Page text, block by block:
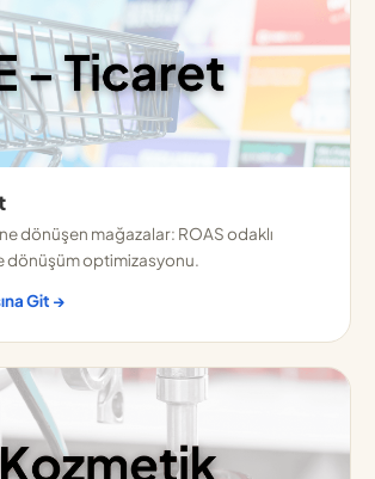
dönüşen mağazalar: ROAS odaklı
dönüşüm optimizasyonu.
Git →